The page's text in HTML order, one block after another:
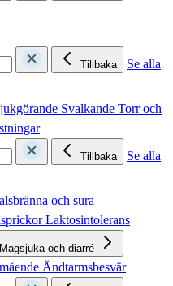
Tillbaka
Se alla
Svalkande Torr och
Tillbaka
Se alla
och sura
Laktosintolerans
Magsjuka och diarré
Ändtarmsbesvär